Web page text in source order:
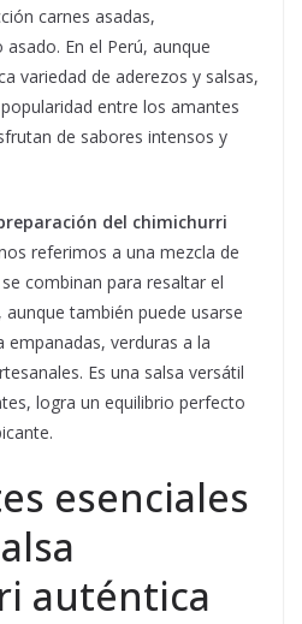
carnes asadas,
En el Perú, aunque
variedad de aderezos y salsas,
entre los amantes
de sabores intensos y
del chimichurri
referimos a una mezcla de
combinan para resaltar el
también puede usarse
verduras a la
Es una salsa versátil
logra un equilibrio perfecto
esenciales
auténtica